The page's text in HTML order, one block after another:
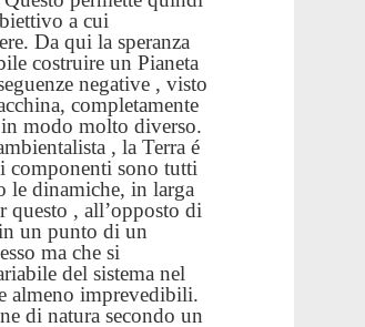
a cui
Da qui la speranza
costruire un Pianeta
negative , visto
completamente
modo molto diverso.
, la Terra é
componenti sono tutti
le dinamiche, in larga
questo , all’opposto di
un punto di un
ma che si
del sistema nel
almeno imprevedibili.
di natura secondo un